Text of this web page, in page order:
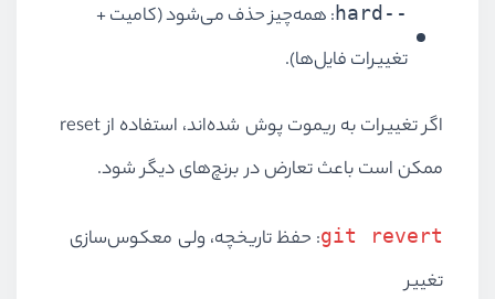
--hard
: همه‌چیز حذف می‌شود (کامیت +
تغییرات فایل‌ها).
اگر تغییرات به ریموت پوش شده‌اند، استفاده از reset
ممکن است باعث تعارض در برنچ‌های دیگر شود.
git revert: حفظ تاریخچه، ولی معکوس‌سازی
تغییر